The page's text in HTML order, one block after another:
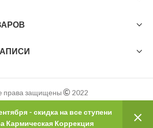
- скидка на все ступени
Кармическая Коррекция
права защищены 2022